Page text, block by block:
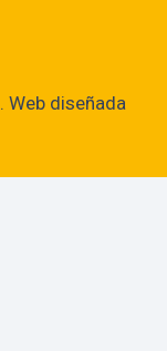
. Web diseñada